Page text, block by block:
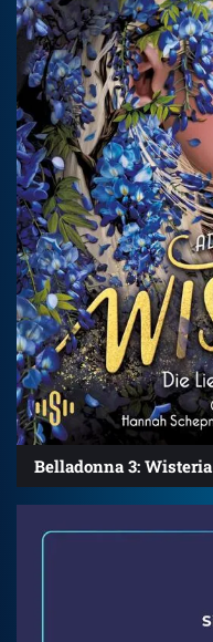
Belladonna 3: Wisteria